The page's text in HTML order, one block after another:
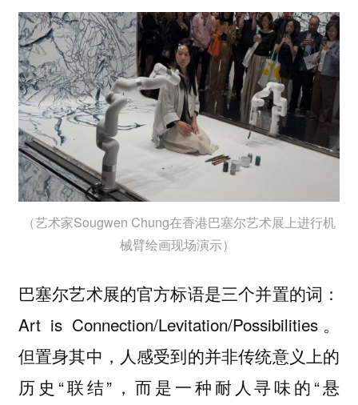
（艺术家Sougwen Chung在香港巴塞尔艺术展上进行机
械臂绘画现场演示）
巴塞尔艺术展的官方标语是三个并置的词：
Art is Connection/Levitation/Possibilities。
但置身其中，人感受到的并非传统意义上的
历史“联结”，而是一种耐人寻味的“悬